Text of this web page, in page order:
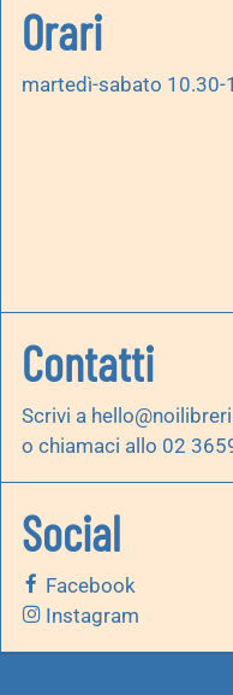
Orari
martedì-sabato 10.30-
Contatti
Scrivi a
o chiamaci allo 02
Social
Facebook
Instagram